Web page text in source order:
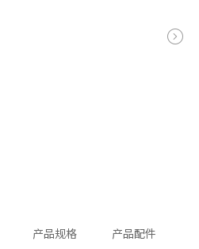
产品规格 产品配件